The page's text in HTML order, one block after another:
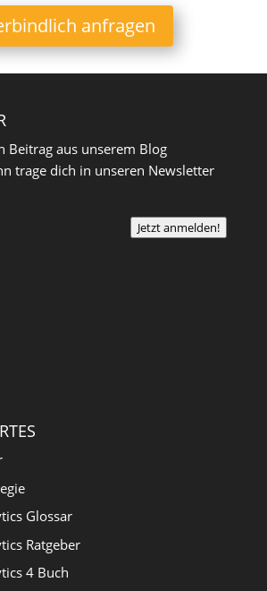
anfragen
Beitrag aus unserem Blog
trage dich in unseren Newsletter
Jetzt anmelden!
Glossar
Ratgeber
4 Buch